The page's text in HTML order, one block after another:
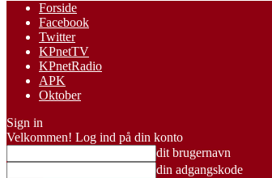
Forside
Facebook
Twitter
KPnetTV
KPnetRadio
APK
Oktober
Sign in
Velkommen! Log ind på din konto
dit brugernavn
din adgangskode